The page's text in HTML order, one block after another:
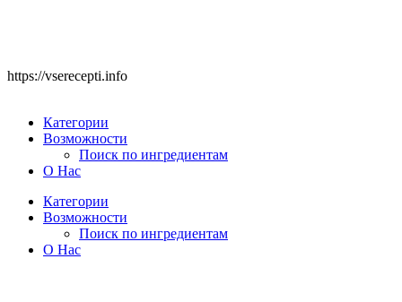
https://vserecepti.info
Категории
Возможности
Поиск по ингредиентам
О Нас
Категории
Возможности
Поиск по ингредиентам
О Нас